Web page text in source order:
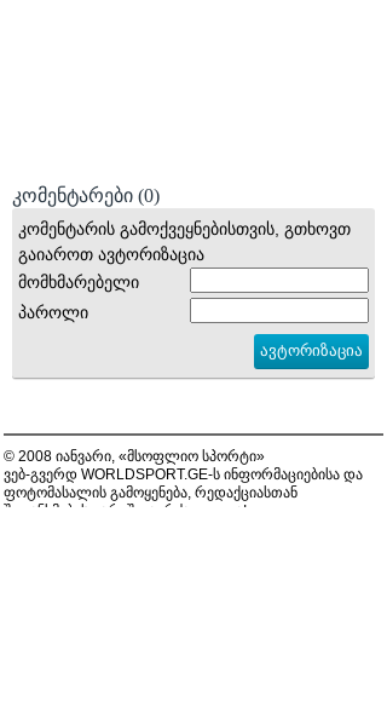
კომენტარები (0)
კომენტარის გამოქვეყნებისთვის, გთხოვთ
გაიაროთ ავტორიზაცია
მომხმარებელი
პაროლი
© 2008 იანვარი, «მსოფლიო სპორტი»
ვებ-გვერდ WORLDSPORT.GE-ს ინფორმაციებისა და
ფოტომასალის გამოყენება, რედაქციასთან
შეთანხმების გარეშე, აკრძალულია!